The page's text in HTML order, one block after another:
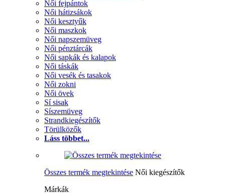
Női fejpántok
Női hátizsákok
Női kesztyűk
Női maszkok
Női napszemüveg
Női pénztárcák
Női sapkák és kalapok
Női táskák
Női vesék és tasakok
Női zokni
Női övek
Sí sisak
Síszemüveg
Strandkiegészítők
Törülközők
Láss többet...
Összes termék megtekintése Női kiegészítők
Márkák